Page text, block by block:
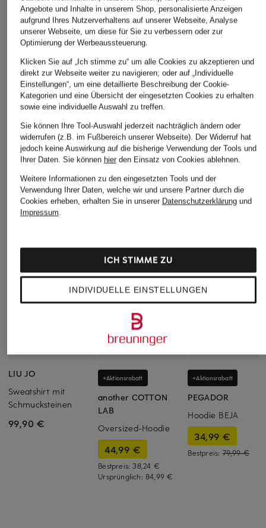
ÄHNLICHE ARTIKEL ENTDECKEN
LIU JO
Sweatshirt mit
Schmucksteinen
99,90 €
+Aktionsrabatt
another COTTON
LAB
Oversized-Hoodie
44,99 €
Bestpreis:38,24 €
Ursprünglich: 84,99 €
+Aktionsrabatt
PEGADOR
Hoodie BEJA
34,99 €
Bestpreis:79,99 €
Angebote und Inhalte in unserem Shop, personalisierte Anzeigen
aufgrund Ihres Nutzerverhaltens auf unserer Webseite, Analyse
unserer Webseite, um diese für Sie zu verbessern oder zur
Optimierung der Werbeaussteuerung.
Klicken Sie auf „Ich stimme zu“ um alle Cookies zu akzeptieren und
direkt zur Webseite weiter zu navigieren; oder auf „Individuelle
Einstellungen“, um eine detaillierte Beschreibung der Cookie-
Kategorien und eine Übersicht der eingesetzten Cookies zu erhalten
sowie eine individuelle Auswahl zu treffen.
Sie können Ihre Tool-Auswahl jederzeit nachträglich ändern oder
widerrufen (z.B. im Fußbereich unserer Webseite). Der Widerruf hat
jedoch keine Auswirkung auf die bisherige Verwendung der Tools und
Ihrer Daten. Sie können hierden Einsatz von Cookies ablehnen.
Weitere Informationen zu den eingesetzten Tools und der
Verwendung Ihrer Daten, welche wir und unsere Partner durch die
Cookies erheben, erhalten Sie in unserer Datenschutzerklärungund
Impressum.
INDIVIDUELLE EINSTELLUNGEN
ICH STIMME ZU